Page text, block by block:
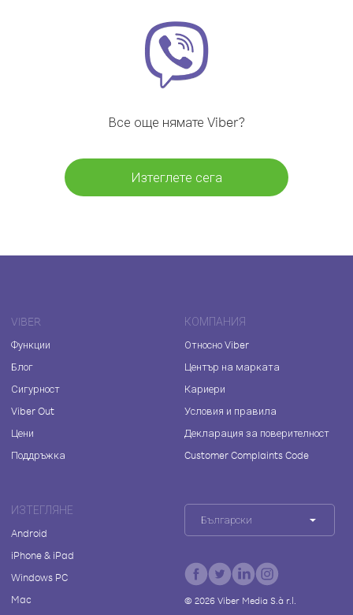
Все още нямате Viber?
Изтеглете сега
VIBER
Функции
Блог
Сигурност
Viber Out
Цени
Поддръжка
КОМПАНИЯ
Относно Viber
Център на марката
Кариери
Условия и правила
Декларация за поверителност
Customer Complaints Code
ИЗТЕГЛЯНЕ
Android
iPhone & iPad
Windows PC
Mac
Български
© 2026Viber Media S.à r.l.